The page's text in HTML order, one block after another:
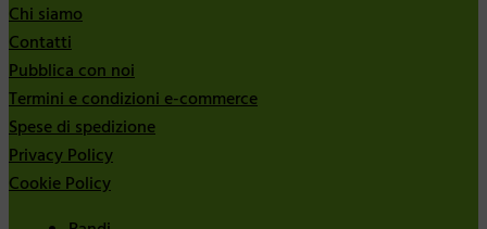
Chi siamo
Contatti
Pubblica con noi
Termini e condizioni e-commerce
Spese di spedizione
Privacy Policy
Cookie Policy